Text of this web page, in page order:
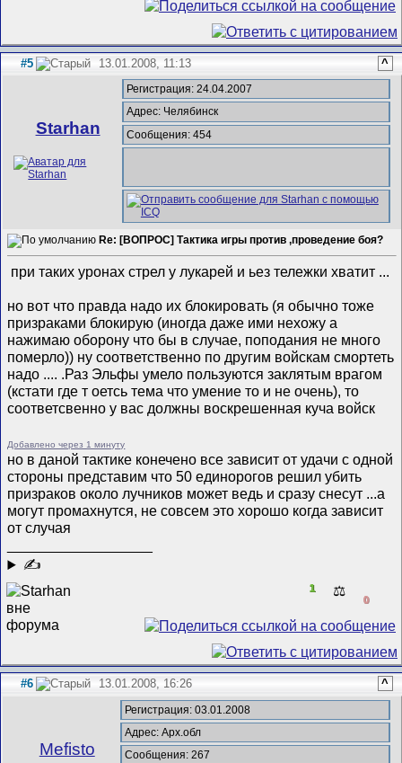
#5 13.01.2008, 11:13 ^
Starhan
Регистрация: 24.04.2007
Адрес: Челябинск
Сообщения: 454
Re: [ВОПРОС] Тактика игры против ,проведение боя?
при таких уронах стрел у лукарей и ьез тележки хватит ...
но вот что правда надо их блокировать (я обычно тоже
призраками блокирую (иногда даже ими нехожу а
нажимаю оборону что бы в случае, поподания не много
померло)) ну соответственно по другим войскам смортеть
надо .... .Раз Эльфы умело пользуются заклятым врагом
(кстати где т оетсь тема что умение то и не очень), то
соответсвенно у вас должны воскрешенная куча войск
Добавлено через 1 минуту
но в даной тактике конечено все зависит от удачи с одной
стороны представим что 50 единорогов решил убить
призраков около лучников может ведь и сразу снесут ...а
могут промахнутся, не совсем это хорошо когда зависит
от случая
✍
1 ⚖️
0
#6 13.01.2008, 16:26 ^
Mefisto
Регистрация: 03.01.2008
Адрес: Арх.обл
Сообщения: 267